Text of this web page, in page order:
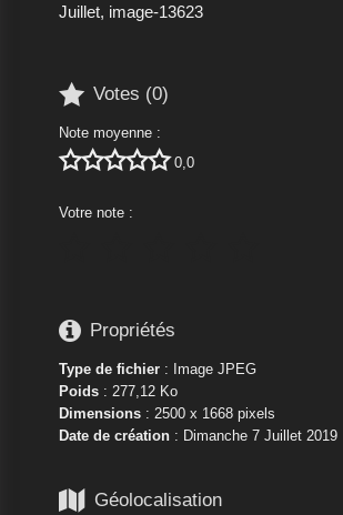
Juillet, image-13623
 Votes (0)
Note moyenne :
 0,0
Votre note :
 Propriétés
Type de fichier: Image JPEG
Poids: 277,12 Ko
Dimensions: 2500 x 1668 pixels
Date de création: Dimanche 7 Juillet 2019
 Géolocalisation